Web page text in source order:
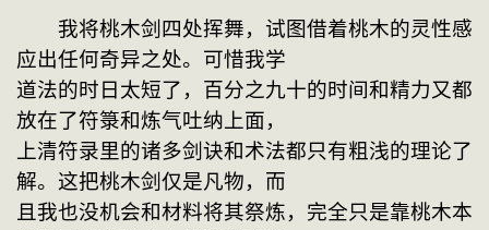
我将桃木剑四处挥舞，试图借着桃木的灵性感
应出任何奇异之处。可惜我学
道法的时日太短了，百分之九十的时间和精力又都
放在了符箓和炼气吐纳上面，
上清符录里的诸多剑诀和术法都只有粗浅的理论了
解。这把桃木剑仅是凡物，而
且我也没机会和材料将其祭炼，完全只是靠桃木本